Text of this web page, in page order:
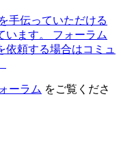
手伝っていただける
ます。
フォーラム
依頼する場合はコミュ
ーラム をご覧くださ